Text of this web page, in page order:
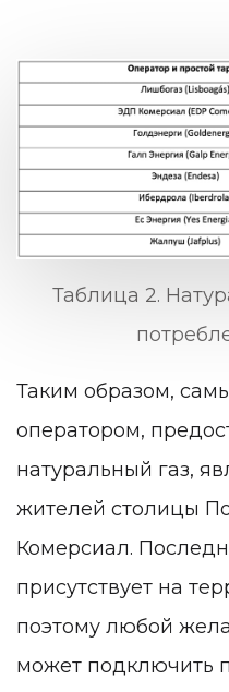
Таблица 2.
Таким образом,
оператором,
натуральный газ,
жителей столицы
Комерсиал.
присутствует на
поэтому любой
может подключить